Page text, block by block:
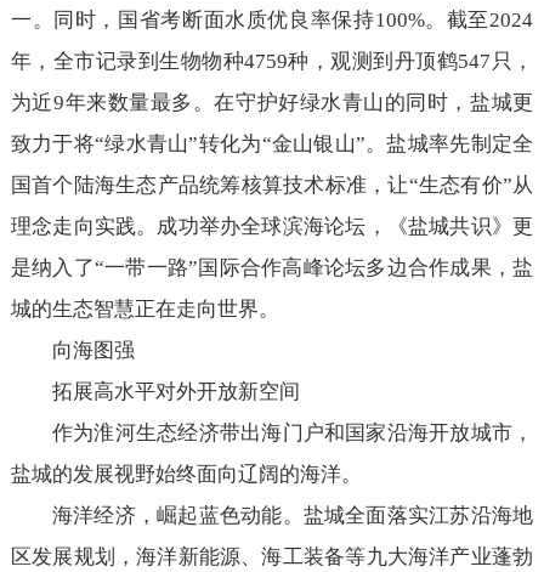
一。同时，国省考断面水质优良率保持100%。截至2024
年，全市记录到生物物种4759种，观测到丹顶鹤547只，
为近9年来数量最多。在守护好绿水青山的同时，盐城更
致力于将“绿水青山”转化为“金山银山”。盐城率先制定全
国首个陆海生态产品统筹核算技术标准，让“生态有价”从
理念走向实践。成功举办全球滨海论坛，《盐城共识》更
是纳入了“一带一路”国际合作高峰论坛多边合作成果，盐
城的生态智慧正在走向世界。
向海图强
拓展高水平对外开放新空间
作为淮河生态经济带出海门户和国家沿海开放城市，
盐城的发展视野始终面向辽阔的海洋。
海洋经济，崛起蓝色动能。盐城全面落实江苏沿海地
区发展规划，海洋新能源、海工装备等九大海洋产业蓬勃